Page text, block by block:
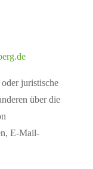
juristische
über die
E-Mail-